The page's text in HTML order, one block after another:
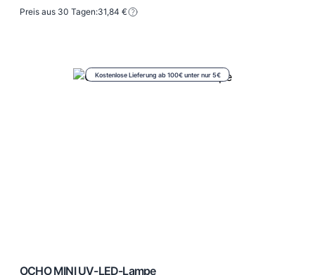
Preis aus 30 Tagen:31,84 €
Kostenlose Lieferung ab 100€ unter nur 5€
OCHO MINI UV-LED-Lampe